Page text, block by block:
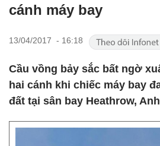
cánh máy bay
13/04/2017 - 16:18
Cầu vồng bảy sắc bất ngờ
hai cánh khi chiếc máy bay
đất tại sân bay Heathrow,